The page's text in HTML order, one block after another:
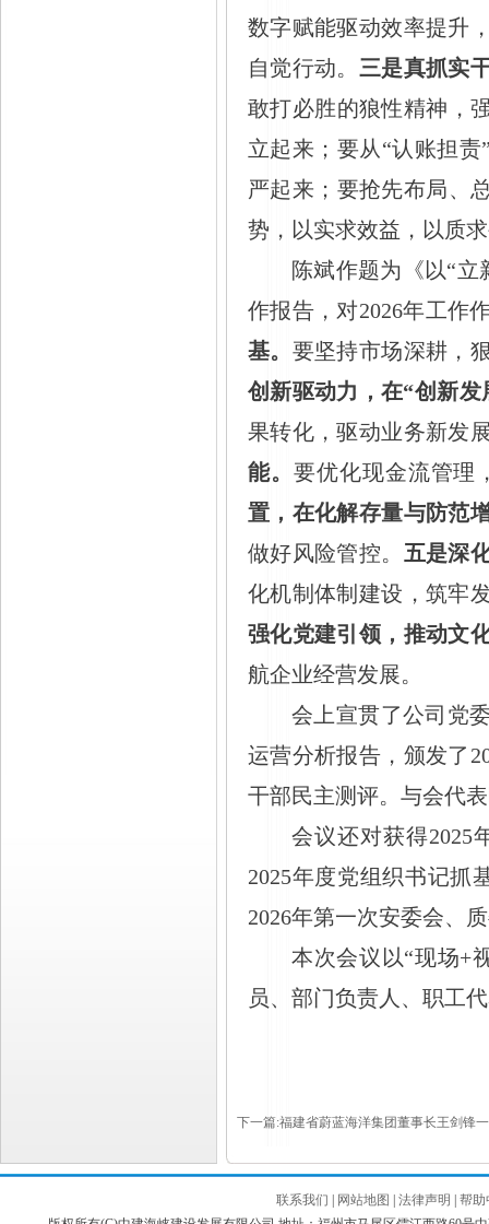
数字赋能驱动效率提升
自觉行动。 三是真抓实
敢打必胜的狼性精神，
立起来；要从“认账担
严起来；要抢先布局、
势，以实求效益，以质
陈斌作题为《以“立
作报告，对2026年工作
基。 要坚持市场深耕，
创新驱动力，在“创新发
果转化，驱动业务新发
能。 要优化现金流管理
置，在化解存量与防范
做好风险管控。 五是深
化机制体制建设，筑牢
强化党建引领，推动文
航企业经营发展。
会上宣贯了公司党
运营分析报告，颁发了
干部民主测评。与会代
会议还对获得2025
2025年度党组织书记抓
2026年第一次安委会、
本次会议以“现场+
员、部门负责人、职工
下一篇:福建省蔚蓝海洋集团董事长王剑锋
联系我们 网站地图 法律声明
帮助